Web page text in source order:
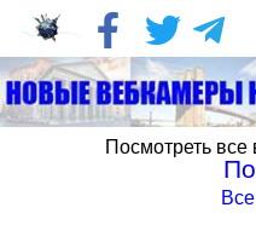
Посмотреть